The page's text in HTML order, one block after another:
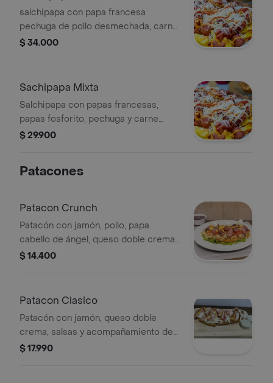
salchipapa con papa francesa
pechuga de pollo desmechada, carne
desmechada salchicha en trozos
$ 34.000
Sachipapa Mixta
Salchipapa con papas francesas,
papas fosforito, pechuga y carne
desmechada, salchicha en trozos y
$ 29.900
Patacones
Patacon Crunch
Patacón con jamón, pollo, papa
cabello de ángel, queso doble crema,
salchicha, maíz y huevos de codorniz.
$ 14.400
Patacon Clasico
Patacón con jamón, queso doble
crema, salsas y acompañamiento de
aderezo.
$ 17.990